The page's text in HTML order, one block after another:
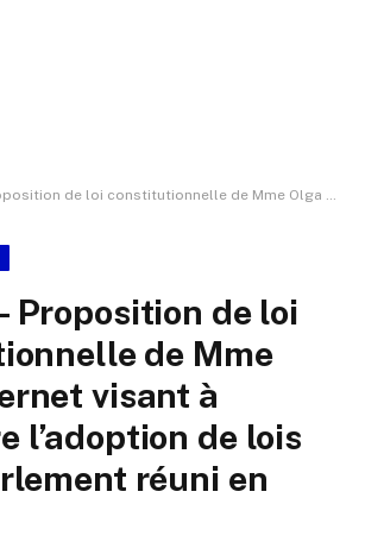
de Mme Olga Givernet visant à permettre l’adoption de lois par le Parlement réuni en Congrès
Proposition de loi
de Mme
visant à
l’adoption de lois
réuni en